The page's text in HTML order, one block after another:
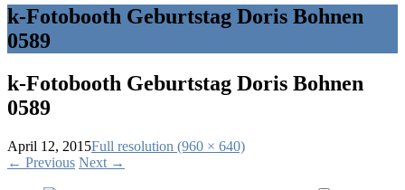
k-Fotobooth Geburtstag Doris Bohnen
0589
k-Fotobooth Geburtstag Doris Bohnen
0589
April 12, 2015Full resolution (960 × 640)
← Previous Next →